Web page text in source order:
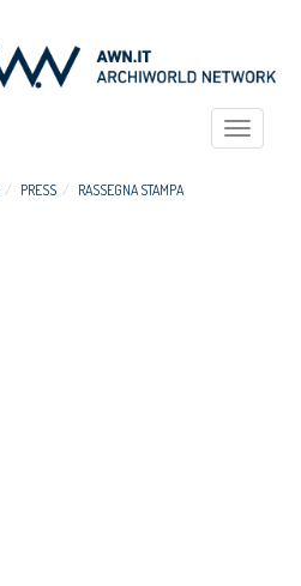
Toggle
PRESS RASSEGNA STAMPA